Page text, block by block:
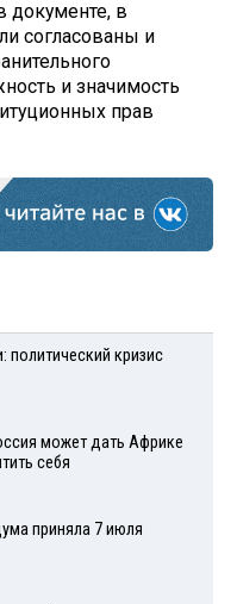
документе, в
согласованы и
и значимость
прав
политический кризис
может дать Африке
себя
приняла 7 июля